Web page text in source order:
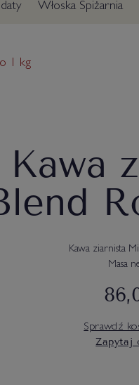
Włoska Spiżarnia
1 kg
Kawa
Kawa ziarnista
Masa
Sprawdź
Zapytaj